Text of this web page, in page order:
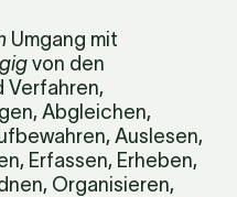
Umgang mit
von den
Verfahren,
Abgleichen,
Auslesen,
Erfassen, Erheben,
Organisieren,